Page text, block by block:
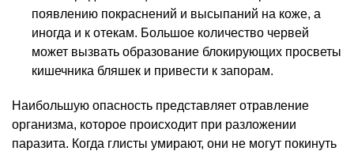
появлению покраснений и высыпаний на коже, а
иногда и к отекам. Большое количество червей
может вызвать образование блокирующих просветы
кишечника бляшек и привести к запорам.
Наибольшую опасность представляет отравление
организма, которое происходит при разложении
паразита. Когда глисты умирают, они не могут покинуть